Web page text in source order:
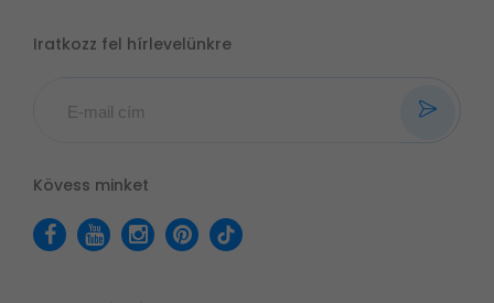
Iratkozz fel hírlevelünkre
Kövess minket